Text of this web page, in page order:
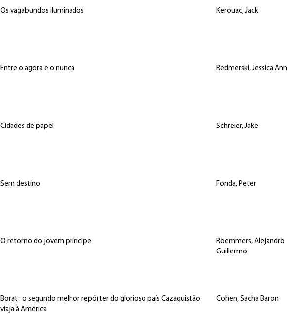
Os vagabundos iluminados Kerouac, Jack
Entre o agora e o nunca Redmerski, Jessica Ann
Cidades de papel Schreier, Jake
Sem destino Fonda, Peter
O retorno do jovem príncipe
Roemmers, Alejandro
Guillermo
Borat : o segundo melhor repórter do glorioso país Cazaquistão
viaja à América
Cohen, Sacha Baron